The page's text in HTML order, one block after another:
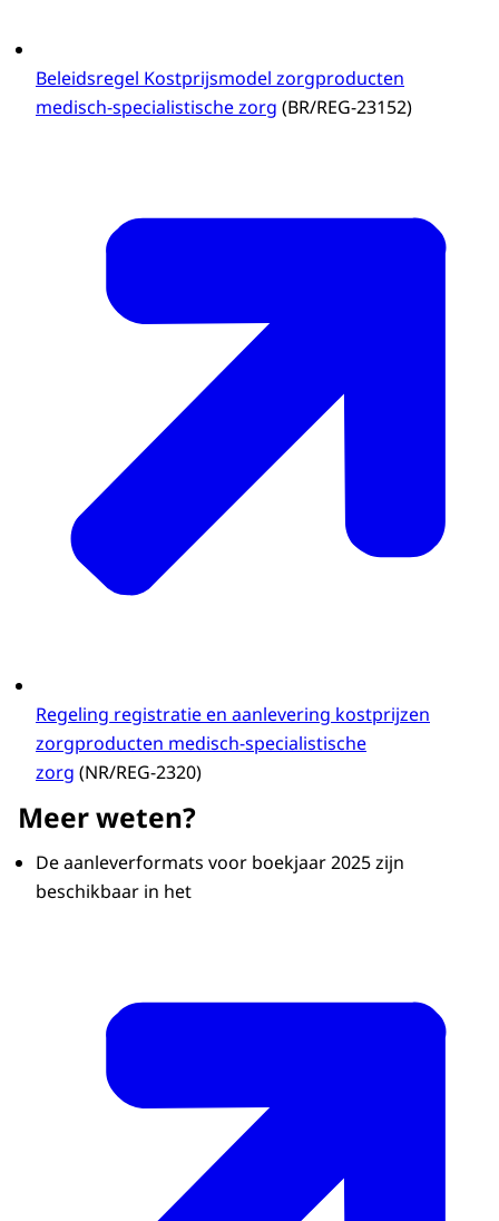
Beleidsregel Kostprijsmodel zorgproducten
medisch-specialistische zorg (BR/REG-23152)
Regeling registratie en aanlevering kostprijzen
zorgproducten medisch-specialistische
zorg (NR/REG-2320)
Meer weten?
De aanleverformats voor boekjaar 2025 zijn
beschikbaar in het